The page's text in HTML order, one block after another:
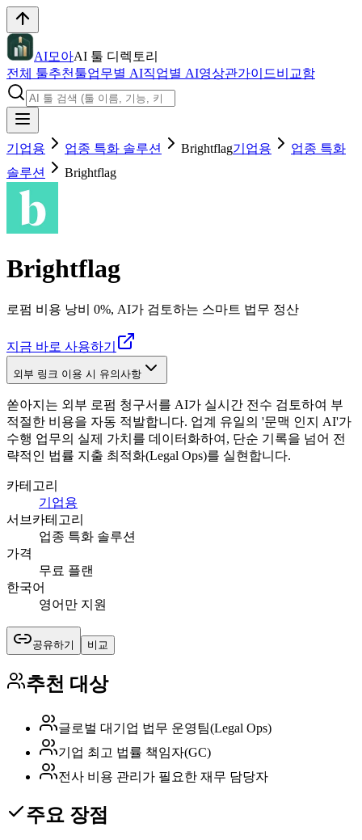
AI모아AI 툴 디렉토리
전체 툴추천툴업무별 AI직업별 AI영상관가이드비교함
기업용 업종 특화 솔루션 Brightflag기업용
업종 특화
솔루션
Brightflag
Brightflag
로펌 비용 낭비 0%, AI가 검토하는 스마트 법무 정산
지금 바로 사용하기
외부 링크 이용 시 유의사항
쏟아지는 외부 로펌 청구서를 AI가 실시간 전수 검토하여 부
적절한 비용을 자동 적발합니다. 업계 유일의 '문맥 인지 AI'가
수행 업무의 실제 가치를 데이터화하여, 단순 기록을 넘어 전
략적인 법률 지출 최적화(Legal Ops)를 실현합니다.
카테고리
기업용
서브카테고리
업종 특화 솔루션
가격
무료 플랜
한국어
영어만 지원
공유하기 비교
추천 대상
글로벌 대기업 법무 운영팀(Legal Ops)
기업 최고 법률 책임자(GC)
전사 비용 관리가 필요한 재무 담당자
주요 장점